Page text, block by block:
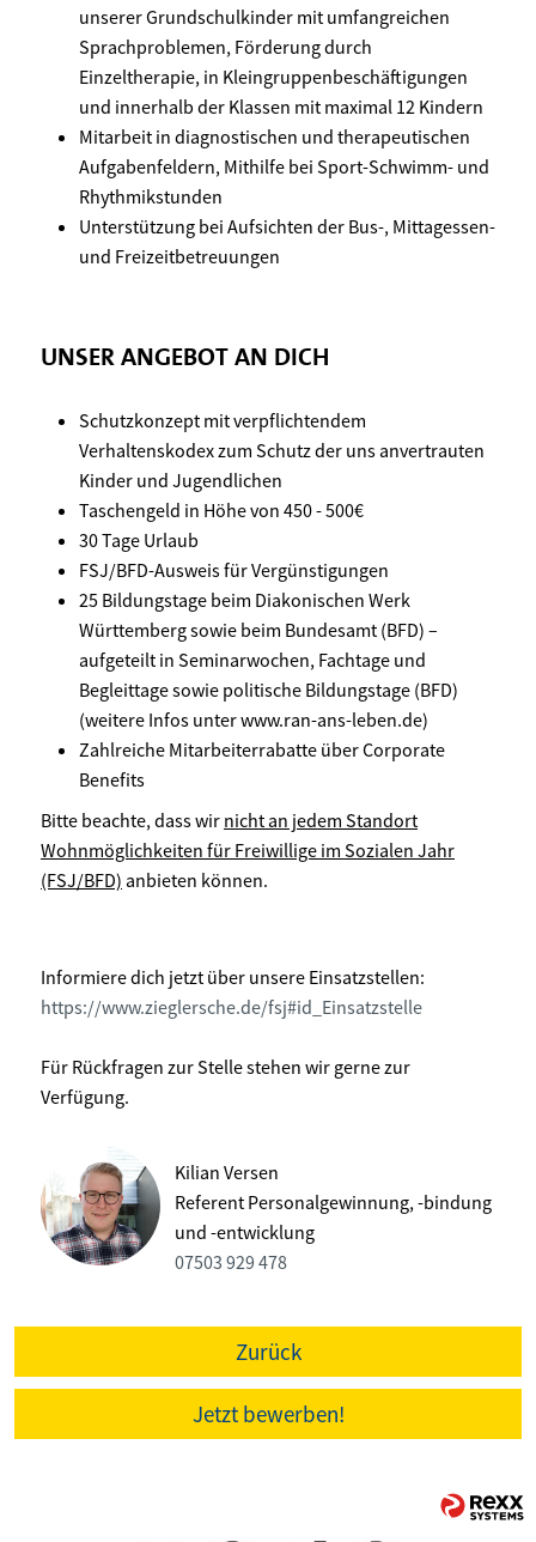
unserer Grundschulkinder mit umfangreichen
Sprachproblemen, Förderung durch
Einzeltherapie, in Kleingruppenbeschäftigungen
und innerhalb der Klassen mit maximal 12 Kindern
Mitarbeit in diagnostischen und therapeutischen
Aufgabenfeldern, Mithilfe bei Sport-Schwimm- und
Rhythmikstunden
Unterstützung bei Aufsichten der Bus-, Mittagessen-
und Freizeitbetreuungen
UNSER ANGEBOT AN DICH
Schutzkonzept mit verpflichtendem
Verhaltenskodex zum Schutz der uns anvertrauten
Kinder und Jugendlichen
Taschengeld in Höhe von 450 - 500€
30 Tage Urlaub
FSJ/BFD-Ausweis für Vergünstigungen
25 Bildungstage beim Diakonischen Werk
Württemberg sowie beim Bundesamt (BFD) –
aufgeteilt in Seminarwochen, Fachtage und
Begleittage sowie politische Bildungstage (BFD)
(weitere Infos unter www.ran-ans-leben.de)
Zahlreiche Mitarbeiterrabatte über Corporate
Benefits
Bitte beachte, dass wir nicht an jedem Standort
Wohnmöglichkeiten für Freiwillige im Sozialen Jahr
(FSJ/BFD) anbieten können.
Informiere dich jetzt über unsere Einsatzstellen:
https://www.zieglersche.de/fsj#id_Einsatzstelle
Für Rückfragen zur Stelle stehen wir gerne zur
Verfügung.
Kilian Versen
Referent Personalgewinnung, -bindung
und -entwicklung
07503 929 478
Zurück
Jetzt bewerben!